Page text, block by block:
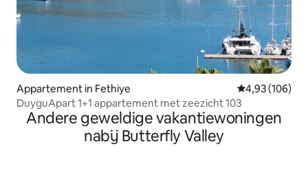
Appartement in Fethiye Gemiddelde
4,93 (106)
DuyguApart 1+1 appartement met zeezicht 103
Andere geweldige vakantiewoningen
nabij Butterfly Valley